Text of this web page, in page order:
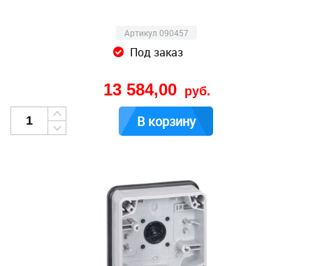
Артикул 090457
Под заказ
13 584,00 руб.
В корзину